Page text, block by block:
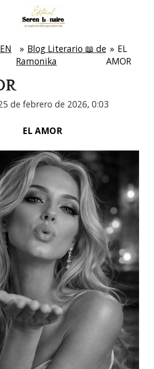
» Blog Literario 📖 de
Ramonika
» EL
AMOR
de febrero de 2026, 0:03
EL AMOR